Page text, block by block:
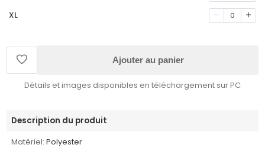
XL 0
Ajouter au panier
Détails et images disponibles en téléchargement sur PC
Description du produit
Matériel: Polyester